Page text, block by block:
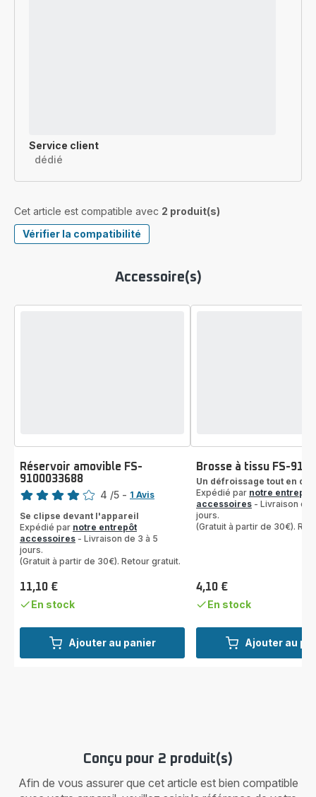
Service client
dédié
Cet article est compatible avec 2 produit(s)
Vérifier la compatibilité
Accessoire(s)
Ajouter au panier
Réservoir amovible FS-
9100033688
Note
4
étoiles
(moyenne)
4 /5 - 1 Avis
Se clipse devant l'appareil
Expédié par notre entrepôt
accessoires - Livraison de 3 à 5
jours.
(Gratuit à partir de 30€). Retour gratuit.
Prix
11,10 €
En stock
Ajouter au
Brosse à tissu FS-
Un défroissage tout en
Expédié par notre entrepôt
accessoires - Livraison de
jours.
(Gratuit à partir de 30€).
Prix
4,10 €
En stock
Conçu pour 2 produit(s)
Afin de vous assurer que cet article est bien compatible